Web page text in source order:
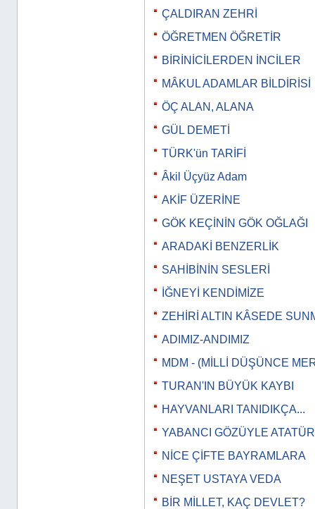
ÇALDIRAN ZEHRİ
ÖĞRETMEN ÖĞRETİR
BİRİNİCİLERDEN İNCİLER
MÂKUL ADAMLAR BİLDİRİSİ
ÖÇ ALAN, ALANA
GÜL DEMETİ
TÜRK'ün TARİFİ
Âkil Üçyüz Adam
AKİF ÜZERİNE
GÖK KEÇİNİN GÖK OĞLAĞI
ARADAKİ BENZERLİK
SAHİBİNİN SESLERİ
İĞNEYİ KENDİMİZE
ZEHİRİ ALTIN KÂSEDE
ADIMIZ-ANDIMIZ
MDM - (MİLLİ DÜŞÜNCE
TURAN'IN BÜYÜK KAYBI
HAYVANLARI TANIDIKÇA...
YABANCI GÖZÜYLE
NİCE ÇİFTE BAYRAMLARA
NEŞET USTAYA VEDA
BİR MİLLET, KAÇ DEVLET?